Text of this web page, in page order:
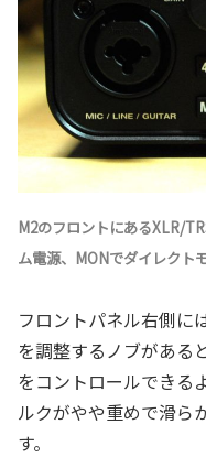
M2のフロントにあるXLR/
ム電源、MONでダイレクト
フロントパネル右側に
を調整するノブがある
をコントロールできる
ルクがやや重めで滑ら
す。